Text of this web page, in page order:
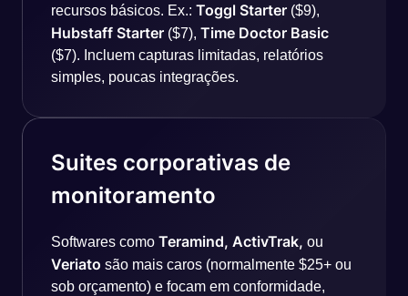
recursos básicos. Ex.: Toggl Starter ($9),
Hubstaff Starter ($7), Time Doctor Basic
($7). Incluem capturas limitadas, relatórios
simples, poucas integrações.
Suites corporativas de
monitoramento
Softwares como Teramind, ActivTrak, ou
Veriato são mais caros (normalmente $25+ ou
sob orçamento) e focam em conformidade,